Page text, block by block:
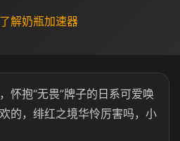
解奶瓶加速器
怀抱“无畏”牌子的日系可爱唤
的，绯红之境华怜厉害吗，小